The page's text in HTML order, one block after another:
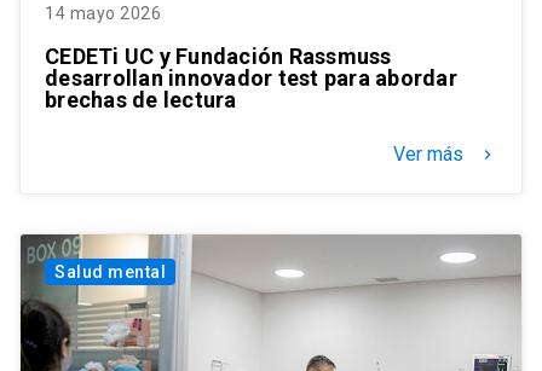
14 mayo 2026
CEDETi UC y Fundación Rassmuss
desarrollan innovador test para abordar
brechas de lectura
Ver más keyboard_arrow_right
Salud mental